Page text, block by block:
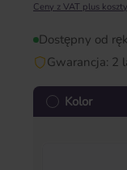
Ceny z VAT plus
Dostępny od
Gwarancja: 2
Kolor